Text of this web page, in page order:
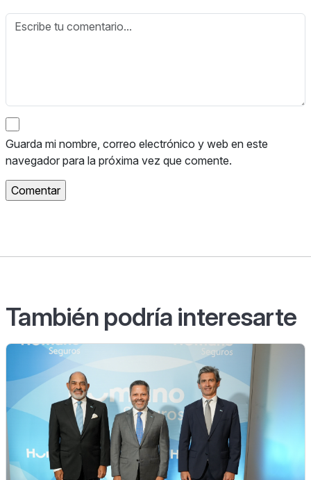
Guarda mi nombre, correo electrónico y web en este
navegador para la próxima vez que comente.
También podría interesarte